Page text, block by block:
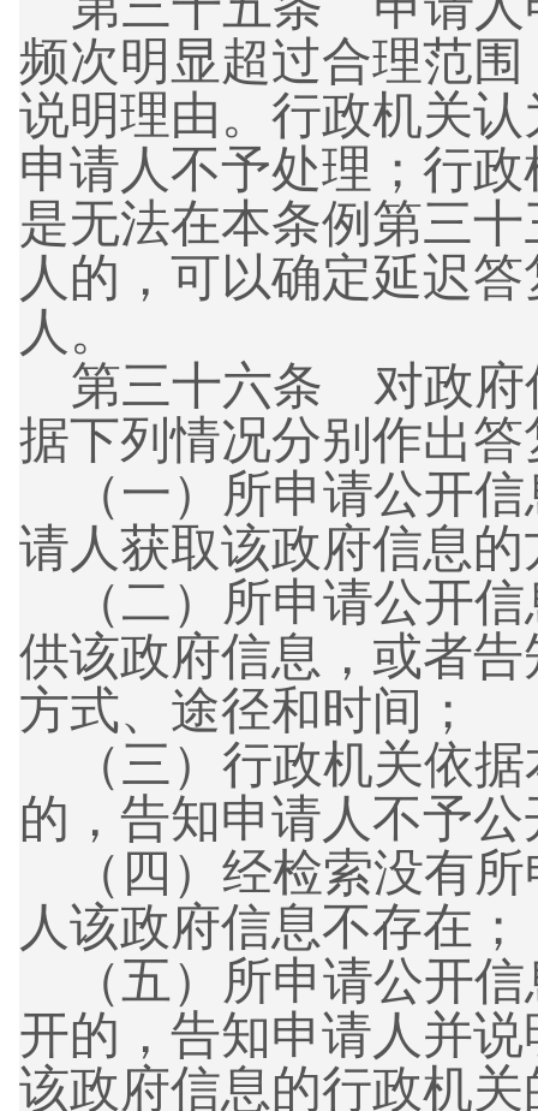
频次明显超过合理范
说明理由。行政机关
申请人不予处理；行
是无法在本条例第三
人的，可以确定延迟
人。
第三十六条 对政府
据下列情况分别作出
（一） 所申请公开
请人获取该政府信息
（二） 所申请公开
供该政府信息，或者
方式、途径和时间；
（三） 行政机关依
的，告知申请人不予
（四） 经检索没有
人该政府信息不存在；
（五） 所申请公开
开的，告知申请人并
该政府信息的行政机